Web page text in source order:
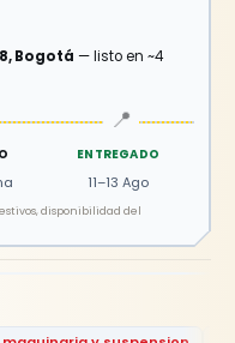
Bogotá — listo en ~4
📍
ENTREGADO
11–13 Ago
disponibilidad del